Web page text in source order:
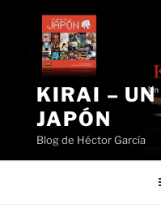
contenido
KIRAI – UN
JAPÓN
Blog de Héctor García